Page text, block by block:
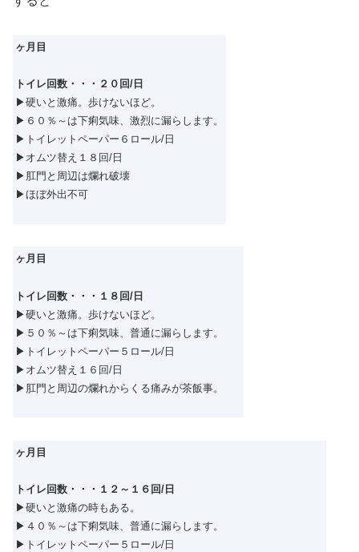
ヶ月目
トイレ回数・・・２０回/日
▶硬いと激痛。歩けないほど。
▶６０％～は下痢気味、激烈に漏らします。
▶トイレットペーパー６ロール/日
▶オムツ替え１８回/日
▶肛門と周辺は爛れ破壊
▶ほぼ外出不可
ヶ月目
トイレ回数・・・１８回/日
▶硬いと激痛。歩けないほど。
▶５０％～は下痢気味、普通に漏らします。
▶トイレットペーパー５ロール/日
▶オムツ替え１６回/日
▶肛門と周辺の爛れからくる痛みが茶飯事。
ヶ月目
トイレ回数・・・１２～１６回/日
▶硬いと激痛の時もある。
▶４０％～は下痢気味、普通に漏らします。
▶トイレットペーパー５ロール/日